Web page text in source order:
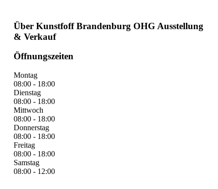
Über Kunstfoff Brandenburg OHG Ausstellung
& Verkauf
Öffnungszeiten
Montag
08:00 - 18:00
Dienstag
08:00 - 18:00
Mittwoch
08:00 - 18:00
Donnerstag
08:00 - 18:00
Freitag
08:00 - 18:00
Samstag
08:00 - 12:00